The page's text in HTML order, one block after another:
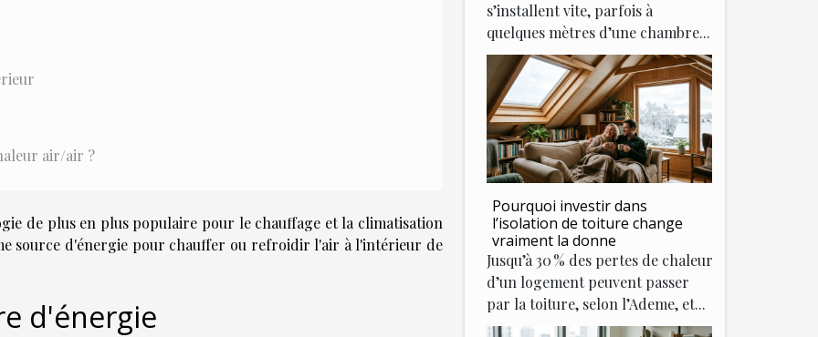
air/air ?
de plus en plus populaire pour le chauffage et la climatisation
source d'énergie pour chauffer ou refroidir l'air à l'intérieur de
d'énergie
s’installent vite, parfois à
quelques mètres d’une chambre...
Pourquoi investir dans
l’isolation de toiture change
vraiment la donne
Jusqu’à 30 % des pertes de chaleur
d’un logement peuvent passer
par la toiture, selon l’Ademe, et...